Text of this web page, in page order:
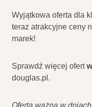
Wyjątkowa oferta dla
teraz atrakcyjne ceny
marek!
Sprawdź więcej ofert
douglas.pl.